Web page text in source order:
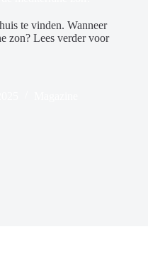
te vinden. Wanneer
zon? Lees verder voor